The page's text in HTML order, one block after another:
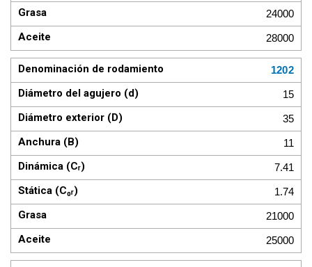
24000
28000
1202
15
35
11
7.41
1.74
21000
25000